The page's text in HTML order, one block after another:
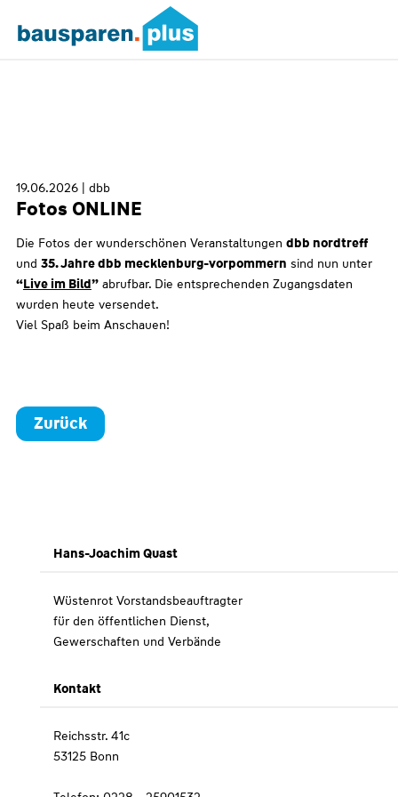
19.06.2026 | dbb
Fotos ONLINE
Die Fotos der wunderschönen Veranstaltungen dbb nordtreff
und 35. Jahre dbb mecklenburg-vorpommern sind nun unter
“Live im Bild”abrufbar. Die entsprechenden Zugangsdaten
wurden heute versendet.
Viel Spaß beim Anschauen!
Zurück
Hans-Joachim Quast
Wüstenrot Vorstandsbeauftragter
für den öffentlichen Dienst,
Gewerschaften und Verbände
Kontakt
Reichsstr. 41c
53125 Bonn